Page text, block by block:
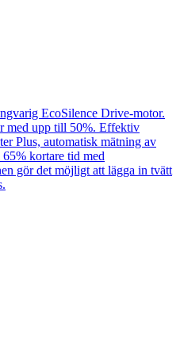
EcoSilence Drive-motor.
med upp till 50%. Effektiv
Plus, automatisk mätning av
kortare tid med
gör det möjligt att lägga in tvätt